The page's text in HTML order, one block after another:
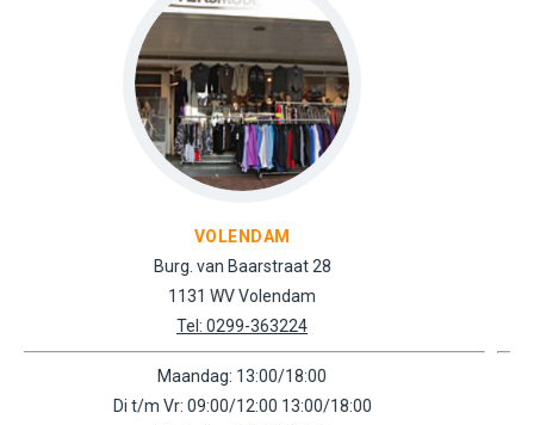
KOOG AAN DE ZAAN
Molenwerf 10
1541 WR Koog a/d Zaan
Tel: 0756159602
Maandag: 11:00/18:00
Di t/m Vr: 09:00/18:00